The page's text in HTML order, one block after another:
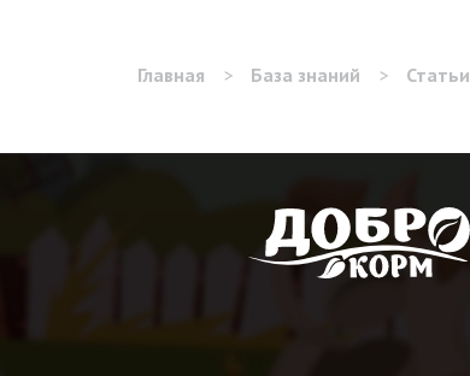
Главная > База знаний > Статьи